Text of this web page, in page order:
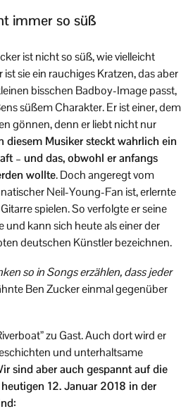
immer so süß
ist nicht so süß, wie vielleicht
sie ein rauchiges Kratzen, das aber
bisschen Badboy-Image passt,
süßem Charakter. Er ist einer, dem
gönnen, denn er liebt nicht nur
diesem Musiker steckt wahrlich ein
– und das, obwohl er anfangs
wollte. Doch angeregt vom
Neil-Young-Fan ist, erlernte
spielen. So verfolgte er seine
und kann sich heute als einer der
deutschen Künstler bezeichnen.
so in Songs erzählen, dass jeder
Ben Zucker einmal gegenüber
zu Gast. Auch dort wird er
und unterhaltsame
sind aber auch gespannt auf die
12. Januar 2018 in der